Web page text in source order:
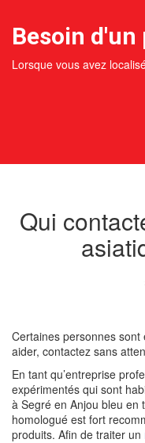
Besoin
Lorsque vous avez
Qui
Certaines personnes sont
aider, contactez sans
En tant qu’entreprise
expérimentés qui sont
à Segré en Anjou bleu en
homologué est fort
produits. Afin de traiter un